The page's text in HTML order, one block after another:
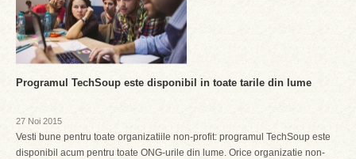
Programul TechSoup este disponibil in toate tarile din lume
27 Noi 2015
Vesti bune pentru toate organizatiile non-profit: programul TechSoup este
disponibil acum pentru toate ONG-urile din lume. Orice organizatie non-